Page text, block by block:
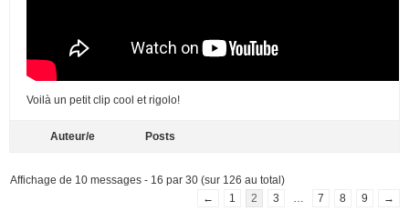
Voilà un petit clip cool et rigolo!
Auteur/e Posts
Affichage de 10 messages - 16 par 30 (sur 126 au total)
←
1 2 3 7 8 9 →